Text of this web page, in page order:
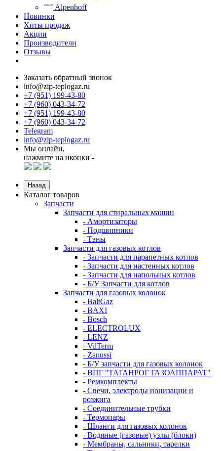
Alpenhoff
Новинки
Хиты продаж
Акции
Производители
Отзывы
Заказать обратный звонок
info@zip-teplogaz.ru
+7 (951) 199-43-80
+7 (960) 043-34-72
+7 (951) 199-43-80
+7 (960) 043-34-72
Telegram
info@zip-teplogaz.ru
Мы онлайн,
нажмите на иконки -
Назад
Каталог товаров
Запчасти
Запчасти для стиральных машин
- Амортизаторы
- Подшипники
- Тэны
Запчасти для газовых котлов
- Запчасти для парапетных котлов
- Запчасти для настенных котлов
- Запчасти для напольных котлов
- Б/У Запчасти для котлов
Запчасти для газовых колонок
- BaltGaz
- BAXI
- Bosch
- ELECTROLUX
- LENZ
- VilTerm
- Zanussi
- Б/У запчасти для газовых колонок
- ВПГ "ТАГАНРОГ ГАЗОАППАРАТ"
- Ремкомплекты
- Свечи, электроды ионизации и
розжига
- Соединительные трубки
- Термопары
- Шланги для газовых колонок
- Водяные (газовые) узлы (блоки)
- Мембраны, сальники, тарелки